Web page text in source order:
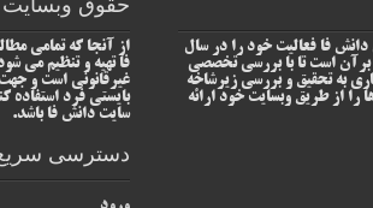
دانش فا فعالیت خود را در سال
ما برآن است تا با بررسی تخصصی
به تحقیق و بررسی زیرشاخه
را از طریق وبسایت خود ارائه
حقوق وبسایت
از آنجا که تمامی
فا تهیه و تنظیم می
غیرقانونی است و
بایستی فرد استفاده
سایت دانش فا باشد.
دسترسی